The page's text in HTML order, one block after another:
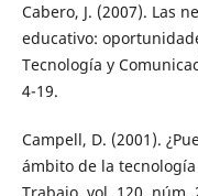
Cabero, J. (2007). Las
educativo:
Tecnología y
4-19.
Campell, D. (2001).
ámbito de la